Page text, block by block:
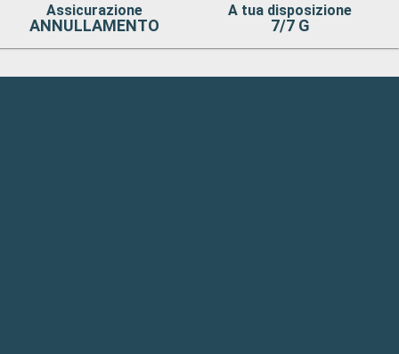
Assicurazione
ANNULLAMENTO
A tua disposizione
7/7 G